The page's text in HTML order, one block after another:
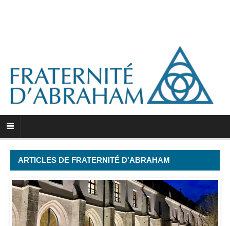
ARTICLES DE FRATERNITÉ D'ABRAHAM